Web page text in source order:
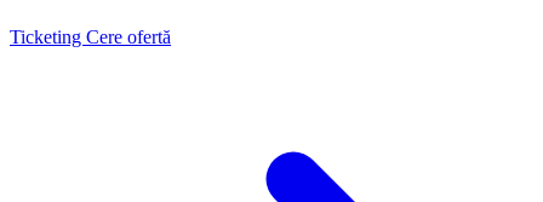
Ticketing Cere ofertă